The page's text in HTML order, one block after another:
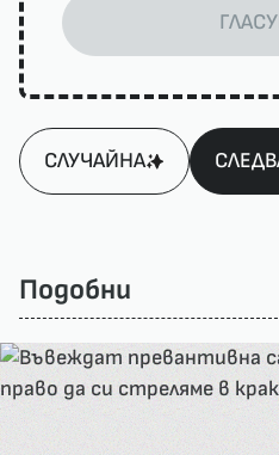
СЛУЧАЙНА
Подобни